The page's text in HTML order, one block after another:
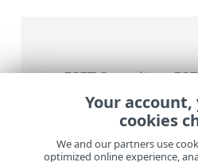
>
ESET Security
מתקדמות> סריקות
> הוספה או עריכה
Your account,
cookies
We and our partners use
optimized online experience,